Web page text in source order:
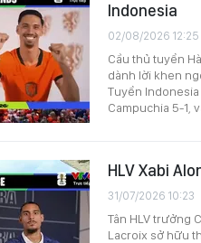
Indonesia
02/08/2026 12:25
Cầu thủ tuyển
dành lời khen
Tuyển
Campuchia 5-1,
HLV Xabi
31/07/2026 10:23
Tân HLV trưởng
Lacroix sở hữu